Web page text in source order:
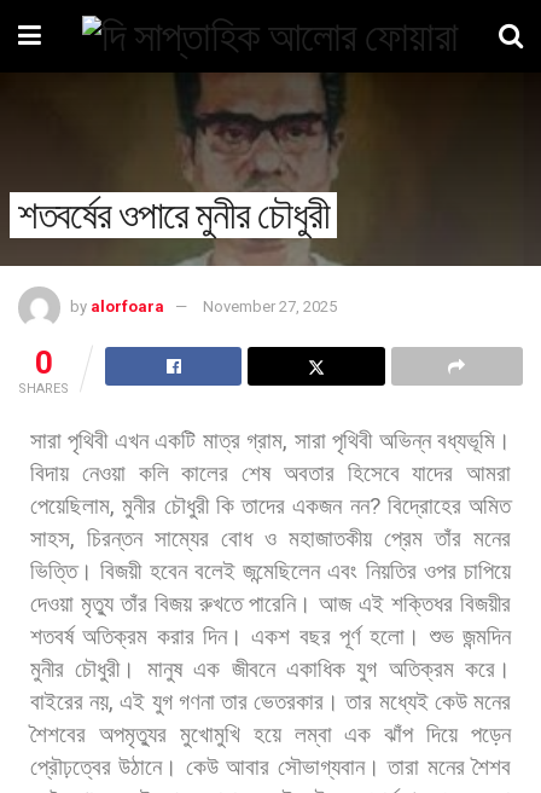
শতবর্ষের ওপারে মুনীর চৌধুরী
by alorfoara November 27, 2025
0
SHARES
সারা পৃথিবী এখন একটি মাত্র গ্রাম, সারা পৃথিবী অভিন্ন বধ্যভূমি।
বিদায় নেওয়া কলি কালের শেষ অবতার হিসেবে যাদের আমরা
পেয়েছিলাম,মুনীর চৌধুরী কি তাদের একজন নন? বিদ্রোহের অমিত
সাহস, চিরন্তন সাম্যের বোধ ও মহাজাতকীয় প্রেম তাঁর মনের
ভিত্তি। বিজয়ী হবেন বলেই জন্মেছিলেন এবং নিয়তির ওপর চাপিয়ে
দেওয়া মৃত্যু তাঁর বিজয় রুখতে পারেনি। আজ এই শক্তিধর বিজয়ীর
শতবর্ষ অতিক্রম করার দিন। একশ বছর পূর্ণ হলো। শুভ জন্মদিন
মুনীর চৌধুরী। মানুষ এক জীবনে একাধিক যুগ অতিক্রম করে।
বাইরের নয়,এই যুগ গণনা তার ভেতরকার। তার মধ্যেই কেউ মনের
শৈশবের অপমৃত্যুর মুখোমুখি হয়ে লম্বা এক ঝাঁপ দিয়ে পড়েন
প্রৌঢ়ত্বের উঠানে। কেউ আবার সৌভাগ্যবান। তারা মনের শৈশব